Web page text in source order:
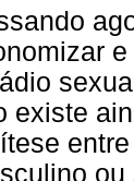
existe
ou